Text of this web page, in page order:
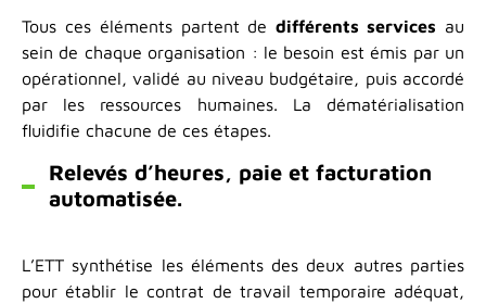
Tous ces éléments partent dedifférents services au
sein de chaque organisation : le besoin est émis par un
opérationnel, validé au niveau budgétaire, puis accordé
par les ressources humaines. La dématérialisation
fluidifie chacune de ces étapes.
Relevés d’heures, paie et facturation
automatisée.
L’ETT synthétise les éléments des deux autres parties
pour établir le contrat de travail temporaire adéquat,